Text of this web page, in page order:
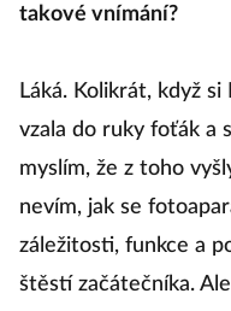
takové vnímání?
Láká. Kolikrát, když
vzala do ruky foťák a
myslím, že z toho
nevím, jak se
záležitosti, funkce a
štěstí začátečníka.